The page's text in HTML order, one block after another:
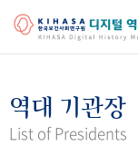
걸어온 길 기관 변
역대 기관장
List of Presidents